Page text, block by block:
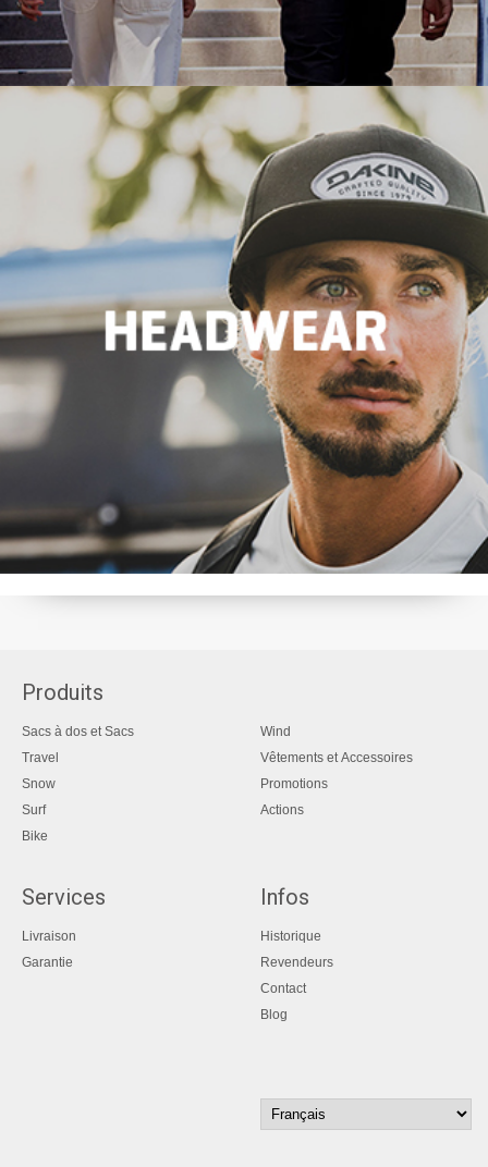
Produits
Sacs à dos et Sacs
Travel
Snow
Surf
Bike
Wind
Vêtements et Accessoires
Promotions
Actions
Services
Livraison
Garantie
Infos
Historique
Revendeurs
Contact
Blog